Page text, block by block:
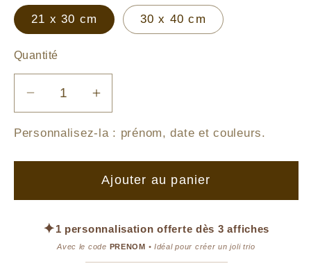
21 x 30 cm 30 x 40 cm
Quantité
Réduire
la
quantité
Des
Lapins
Augmenter
la
quantité
Affiche
Le
Des
Lapins
Personnalisez-la : prénom, date et couleurs.
Ajouter au panier
✦1 personnalisation offerte dès 3 affiches
Avec le code PRENOM • Idéal pour créer un joli trio